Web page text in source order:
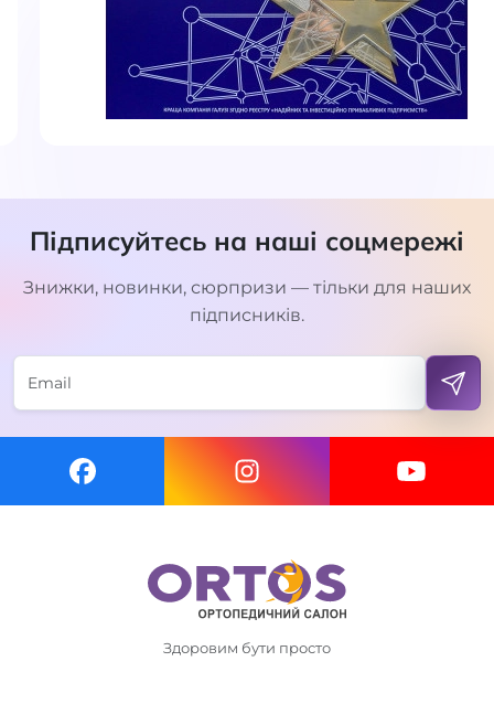
Підписуйтесь на наші соцмережі
Знижки, новинки, сюрпризи — тільки для наших
підписників.
Здоровим бути просто